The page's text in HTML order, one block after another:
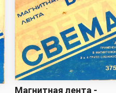
Магнитная лента -